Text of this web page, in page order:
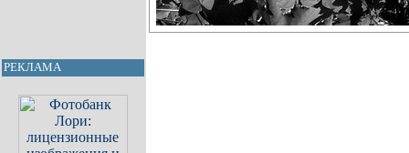
РЕКЛАМА